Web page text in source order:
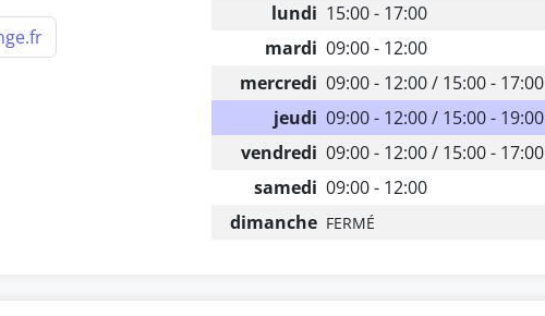
lundi 15:00 - 17:00
mardi 09:00 - 12:00
mercredi 09:00 - 12:00 / 15:00 - 17:00
jeudi 09:00 - 12:00 / 15:00 - 19:00
vendredi 09:00 - 12:00 / 15:00 - 17:00
samedi 09:00 - 12:00
dimanche FERMÉ